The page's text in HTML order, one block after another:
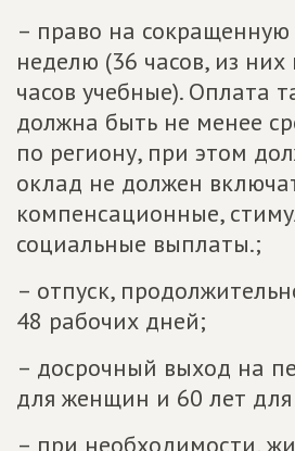
– право на
неделю (36 часов, из них
часов учебные). Оплата
должна быть не менее
по региону, при этом
оклад не должен
компенсационные,
социальные выплаты.;
– отпуск,
48 рабочих дней;
– досрочный выход на
для женщин и 60 лет
– при необходимости,